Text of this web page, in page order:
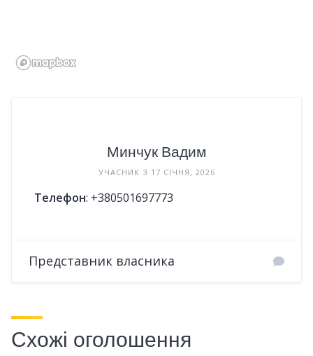
Минчук Вадим
УЧАСНИК З 17 СІЧНЯ, 2026
Телефон: +380501697773
Представник власника
Схожі оголошення